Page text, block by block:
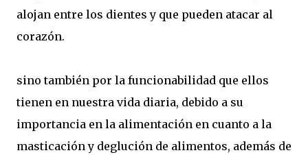
alojan entre los dientes y que pueden atacar al
corazón.
sino también por la funcionabilidad que ellos
tienen en nuestra vida diaria, debido a su
importancia en la alimentación en cuanto a la
masticación y deglución de alimentos, además de